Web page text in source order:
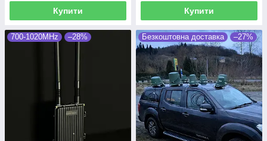
Купити Купити
700-1020MHz –28% Безкоштовна доставка –27%